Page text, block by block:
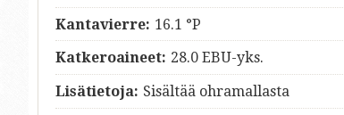
Kantavierre: 16.1 °P
Katkeroaineet: 28.0 EBU-yks.
Lisätietoja: Sisältää ohramallasta